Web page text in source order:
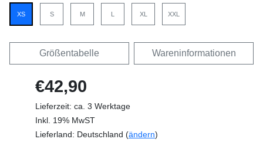
XS S M L XL XXL
Größentabelle Wareninformationen
€42,90
Lieferzeit: ca. 3 Werktage
Inkl. 19% MwST
Lieferland: Deutschland (ändern)